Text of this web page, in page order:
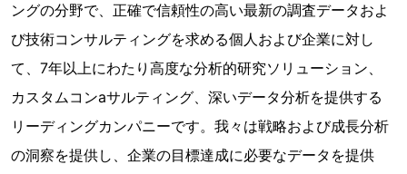
ングの分野で、正確で信頼性の高い最新の調査データおよ
び技術コンサルティングを求める個人および企業に対し
て、7年以上にわたり高度な分析的研究ソリューション、
カスタムコンaサルティング、深いデータ分析を提供する
リーディングカンパニーです。我々は戦略および成長分析
の洞察を提供し、企業の目標達成に必要なデータを提供